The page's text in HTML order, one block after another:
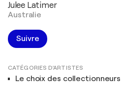
Julee Latimer
Australie
Suivre
CATÉGORIES D'ARTISTES
Le choix des collectionneurs